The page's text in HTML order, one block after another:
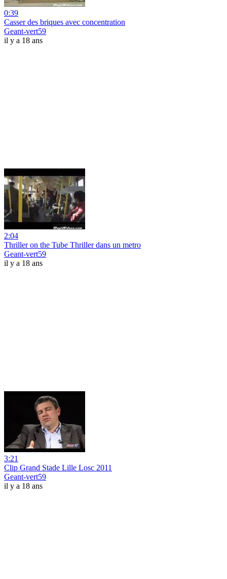
0:39
Casser des briques avec concentration
Geant-vert59
il y a 18 ans
2:04
Thriller on the Tube Thriller dans un metro
Geant-vert59
il y a 18 ans
3:21
Clip Grand Stade Lille Losc 2011
Geant-vert59
il y a 18 ans